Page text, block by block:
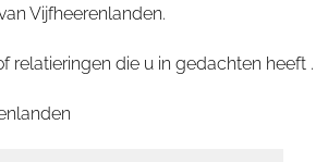
Vijfheerenlanden.
relatieringen die u in gedachten heeft .